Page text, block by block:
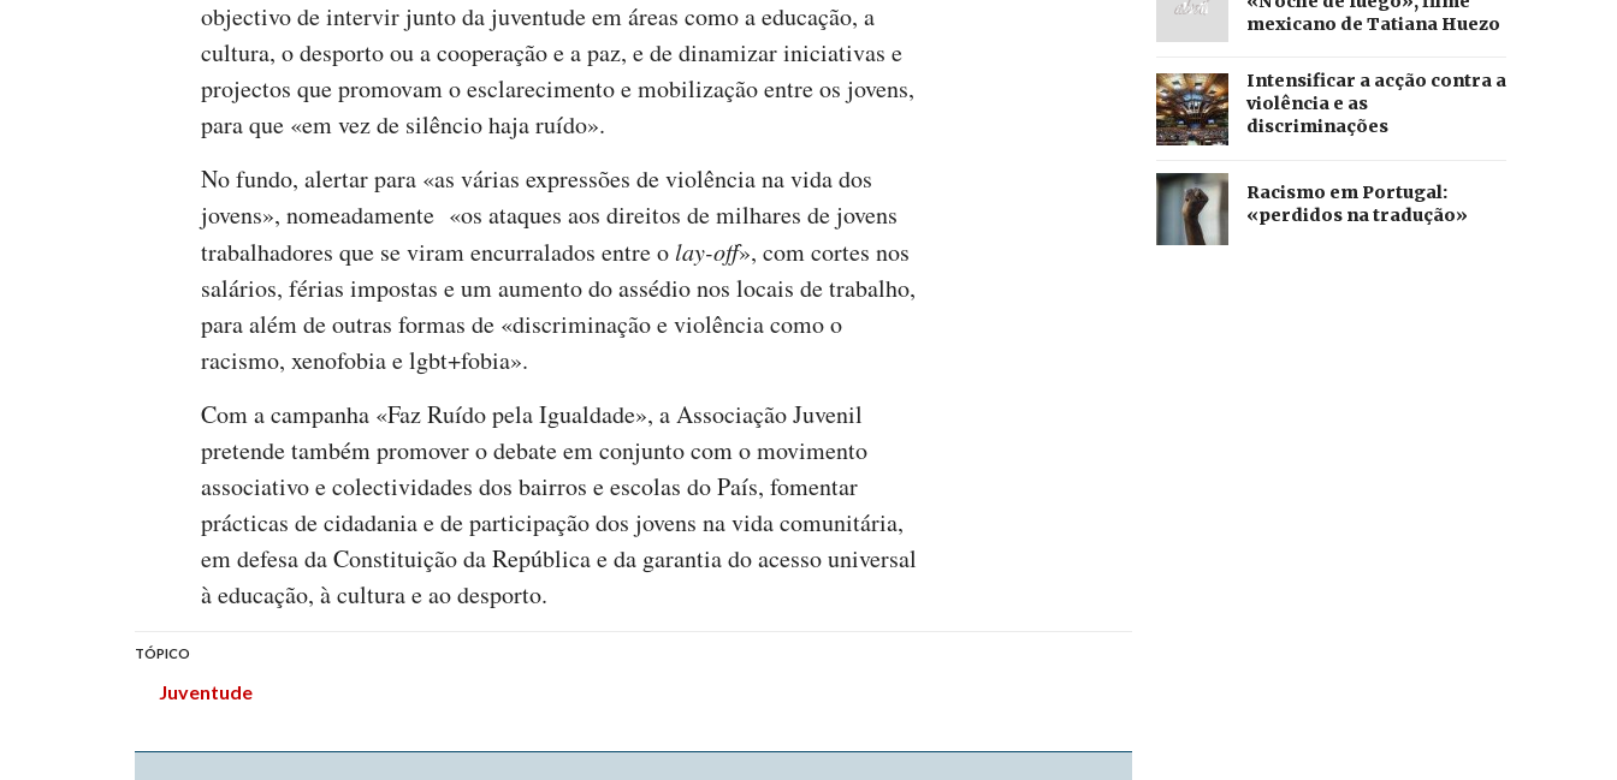
objectivo de intervir junto da juventude em áreas como a educação, a
cultura, o desporto ou a cooperação e a paz, e de dinamizar iniciativas e
projectos que promovam o esclarecimento e mobilização entre os jovens,
para que «em vez de silêncio haja ruído».
No fundo, alertar para «as várias expressões de violência na vida dos
jovens», nomeadamente «os ataques aos direitos de milhares de jovens
trabalhadores que se viram encurralados entre olay-off», com cortes nos
salários, férias impostas e um aumento do assédio nos locais de trabalho,
para além de outras formas de «discriminação e violência como o
racismo, xenofobia e lgbt+fobia».
Com a campanha «Faz Ruído pela Igualdade», a Associação Juvenil
pretende também promover o debate em conjunto com o movimento
associativo e colectividades dos bairros e escolas do País, fomentar
prácticas de cidadania e de participação dos jovens na vida comunitária,
em defesa da Constituição da República e da garantia do acesso universal
à educação, à cultura e ao desporto.
TÓPICO
Juventude
mexicano de Tatiana Huezo
Intensificar a acção contra a
violência e as
discriminações
Racismo em Portugal:
«perdidos na tradução»